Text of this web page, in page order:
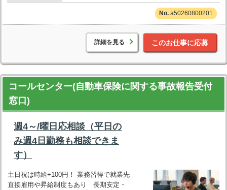
a50260800201
詳細を見る このお仕事に応募
コールセンター(自動車保険に関する事故報告受付
窓口)
週4～/曜日応相談（平日の
み週4日勤務も相談できま
す）
土日祝は時給+100円！ 業務習得で就業先
直接雇用や昇給制度もあり 長期安定・